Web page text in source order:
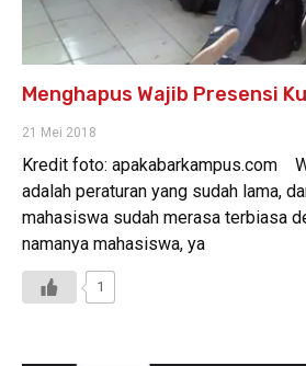
Menghapus Wajib Presensi
21 Mei 2018
Kredit foto: apakabarkampus.com
adalah peraturan yang sudah lama,
mahasiswa sudah merasa terbiasa
namanya mahasiswa, ya
1